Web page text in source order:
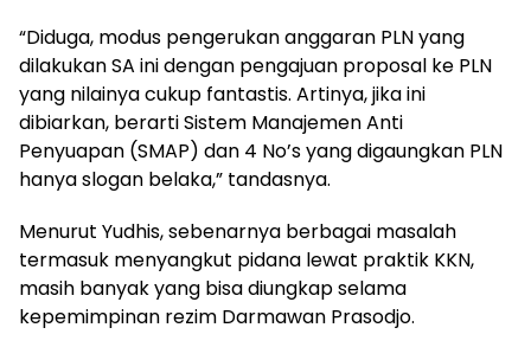
“Diduga, modus pengerukan anggaran PLN yang
dilakukan SA ini dengan pengajuan proposal ke PLN
yang nilainya cukup fantastis. Artinya, jika ini
dibiarkan, berarti Sistem Manajemen Anti
Penyuapan (SMAP) dan 4 No’s yang digaungkan PLN
hanya slogan belaka,” tandasnya.
Menurut Yudhis, sebenarnya berbagai masalah
termasuk menyangkut pidana lewat praktik KKN,
masih banyak yang bisa diungkap selama
kepemimpinan rezim Darmawan Prasodjo.